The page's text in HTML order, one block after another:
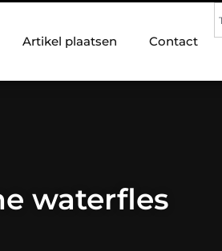
Artikel plaatsen Contact
waterfles